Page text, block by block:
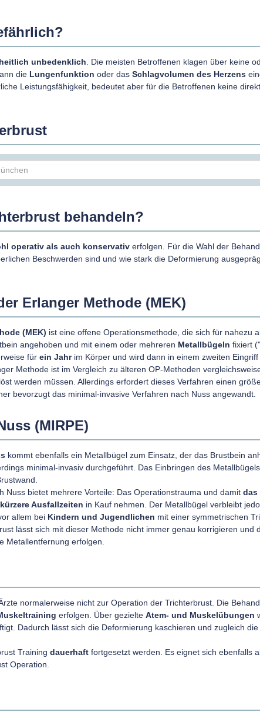
unbedenklich . Die meisten Betroffenen klagen über keine
die Lungenfunktion oder das Schlagvolumen des Herzens
Leistungsfähigkeit, bedeutet aber für die Betroffenen keine
behandeln?
operativ als auch konservativ erfolgen. Für die Wahl der
Beschwerden sind und wie stark die Deformierung
Erlanger Methode (MEK)
(MEK) ist eine offene Operationsmethode, die sich für nahezu
angehoben und mit einem oder mehreren Metallbügeln fixiert
für ein Jahrim Körper und wird dann in einem zweiten Eingriff
Methode ist im Vergleich zu älteren OP-Methoden
werden müssen. Allerdings erfordert dieses Verfahren einen
bevorzugt das minimal-invasive Verfahren nach Nuss angewandt.
(MIRPE)
kommt ebenfalls ein Metallbügel zum Einsatz, der das Brustbein
minimal-invasiv durchgeführt. Das Einbringen des
Nuss bietet mehrere Vorteile: Das Operationstrauma und damit das
kürzere Ausfallzeiten in Kauf nehmen. Der Metallbügel verbleibt
allem bei Kindern und Jugendlichen mit einer symmetrischen
lässt sich mit dieser Methode nicht immer genau korrigieren und
Metallentfernung erfolgen.
normalerweise nicht zur Operation der Trichterbrust. Die
erfolgen. Über gezielte Atem- und Muskelübungen
Dadurch lässt sich die Deformierung kaschieren und zugleich
Training dauerhaft fortgesetzt werden. Es eignet sich ebenfalls
Operation.